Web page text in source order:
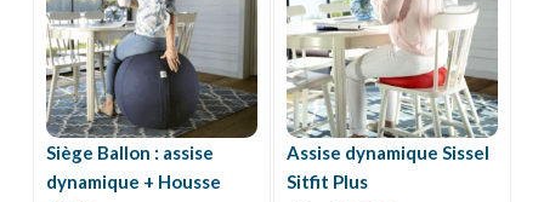
Siège Ballon : assise
dynamique + Housse
Assise dynamique Sissel
Sitfit Plus